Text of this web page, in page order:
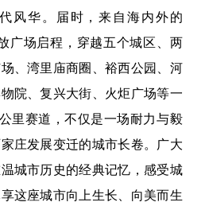
风华。届时，来自海内外的
广场启程，穿越五个城区、两
、湾里庙商圈、裕西公园、河
院、复兴大街、火炬广场等一
里赛道，不仅是一场耐力与毅
庄发展变迁的城市长卷。广大
城市历史的经典记忆，感受城
这座城市向上生长、向美而生